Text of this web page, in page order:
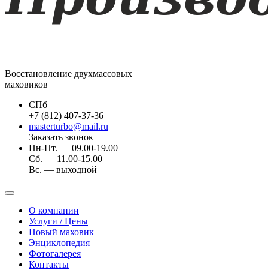
Восстановление двухмассовых
маховиков
СПб
+7 (812) 407-37-36
masterturbo@mail.ru
Заказать звонок
Пн-Пт. — 09.00-19.00
Сб. — 11.00-15.00
Вс. — выходной
О компании
Услуги / Цены
Новый маховик
Энциклопедия
Фотогалерея
Контакты